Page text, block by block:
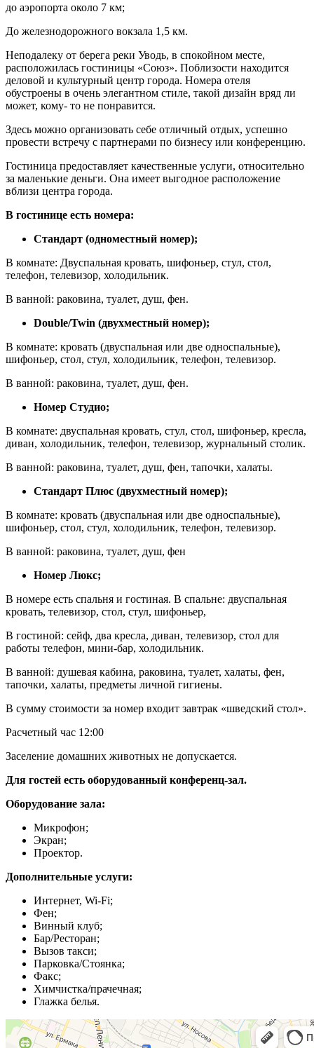
до аэропорта около 7 км;
До железнодорожного вокзала 1,5 км.
Неподалеку от берега реки Уводь, в спокойном месте,
расположилась гостиницы «Союз». Поблизости находится
деловой и культурный центр города. Номера отеля
обустроены в очень элегантном стиле, такой дизайн вряд ли
может, кому- то не понравится.
Здесь можно организовать себе отличный отдых, успешно
провести встречу с партнерами по бизнесу или конференцию.
Гостиница предоставляет качественные услуги, относительно
за маленькие деньги. Она имеет выгодное расположение
вблизи центра города.
В гостинице есть номера:
Стандарт (одноместный номер);
В комнате: Двуспальная кровать, шифоньер, стул, стол,
телефон, телевизор, холодильник.
В ванной: раковина, туалет, душ, фен.
Double/Twin (двухместный номер);
В комнате: кровать (двуспальная или две односпальные),
шифоньер, стол, стул, холодильник, телефон, телевизор.
В ванной: раковина, туалет, душ, фен.
Номер Студио;
В комнате: двуспальная кровать, стул, стол, шифоньер, кресла,
диван, холодильник, телефон, телевизор, журнальный столик.
В ванной: раковина, туалет, душ, фен, тапочки, халаты.
Стандарт Плюс (двухместный номер);
В комнате: кровать (двуспальная или две односпальные),
шифоньер, стол, стул, холодильник, телефон, телевизор.
В ванной: раковина, туалет, душ, фен
Номер Люкс;
В номере есть спальня и гостиная. В спальне: двуспальная
кровать, телевизор, стол, стул, шифоньер,
В гостиной: сейф, два кресла, диван, телевизор, стол для
работы телефон, мини-бар, холодильник.
В ванной: душевая кабина, раковина, туалет, халаты, фен,
тапочки, халаты, предметы личной гигиены.
В сумму стоимости за номер входит завтрак «шведский стол».
Расчетный час 12:00
Заселение домашних животных не допускается.
Для гостей есть оборудованный конференц-зал.
Оборудование зала:
Микрофон;
Экран;
Проектор.
Дополнительные услуги:
Интернет, Wi-Fi;
Фен;
Винный клуб;
Бар/Ресторан;
Вызов такси;
Парковка/Стоянка;
Факс;
Химчистка/прачечная;
Глажка белья.